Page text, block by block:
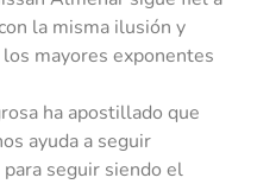
la misma ilusión y
mayores exponentes
ha apostillado que
ayuda a seguir
seguir siendo el